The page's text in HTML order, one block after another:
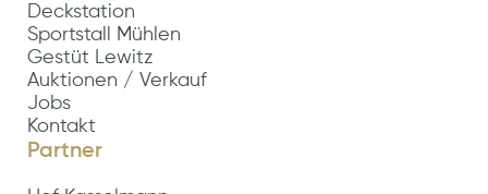
Deckstation
Sportstall Mühlen
Gestüt Lewitz
Auktionen / Verkauf
Jobs
Kontakt
Partner